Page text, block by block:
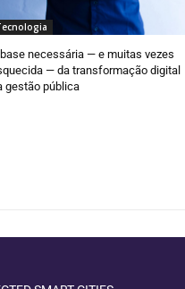
necessária — e muitas vezes
— da transformação digital
gestão pública